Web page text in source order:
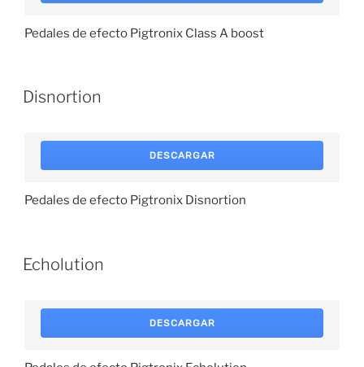
Pedales de efecto Pigtronix Class A boost
Disnortion
DESCARGAR
Pedales de efecto Pigtronix Disnortion
Echolution
DESCARGAR